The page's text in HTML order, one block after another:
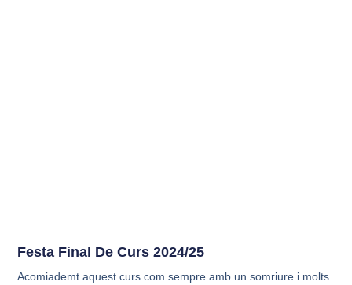
Festa Final De Curs 2024/25
Acomiademt aquest curs com sempre amb un somriure i molts